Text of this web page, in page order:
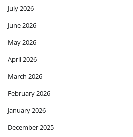
July 2026
June 2026
May 2026
April 2026
March 2026
February 2026
January 2026
December 2025